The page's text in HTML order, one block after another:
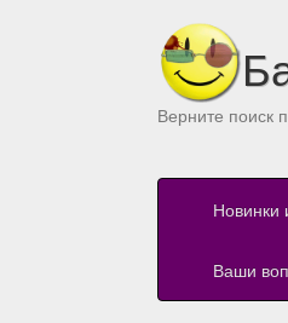
Верните поиск
Новинки
Ваши